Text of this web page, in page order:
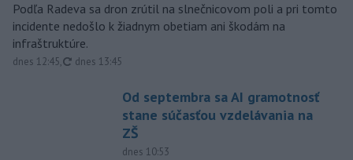
Podľa Radeva sa dron zrútil na slnečnicovom poli a pri tomto
incidente nedošlo k žiadnym obetiam ani škodám na
infraštruktúre.
dnes 12:45, aktualizované
dnes 13:45
Od septembra sa AI gramotnosť
stane súčasťou vzdelávania na
ZŠ
dnes 10:53